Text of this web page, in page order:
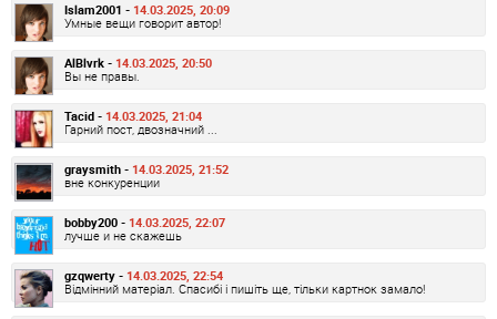
Islam2001 - 14.03.2025, 20:09
Умные вещи говорит автор!
AlBlvrk - 14.03.2025, 20:50
Вы не правы.
Tacid - 14.03.2025, 21:04
Гарний пост, двозначний ...
graysmith - 14.03.2025, 21:52
вне конкуренции
bobby200 - 14.03.2025, 22:07
лучше и не скажешь
gzqwerty - 14.03.2025, 22:54
Відмінний матеріал. Спасибі і пишіть ще, тільки картнок замало!